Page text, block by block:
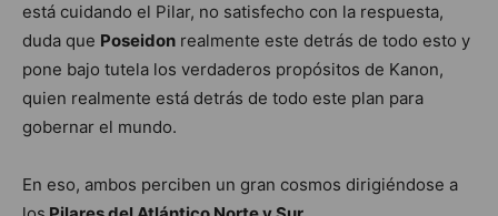
está cuidando el Pilar, no satisfecho con la respuesta,
duda que Poseidon realmente este detrás de todo esto y
pone bajo tutela los verdaderos propósitos de Kanon,
quien realmente está detrás de todo este plan para
gobernar el mundo.
En eso, ambos perciben un gran cosmos dirigiéndose a